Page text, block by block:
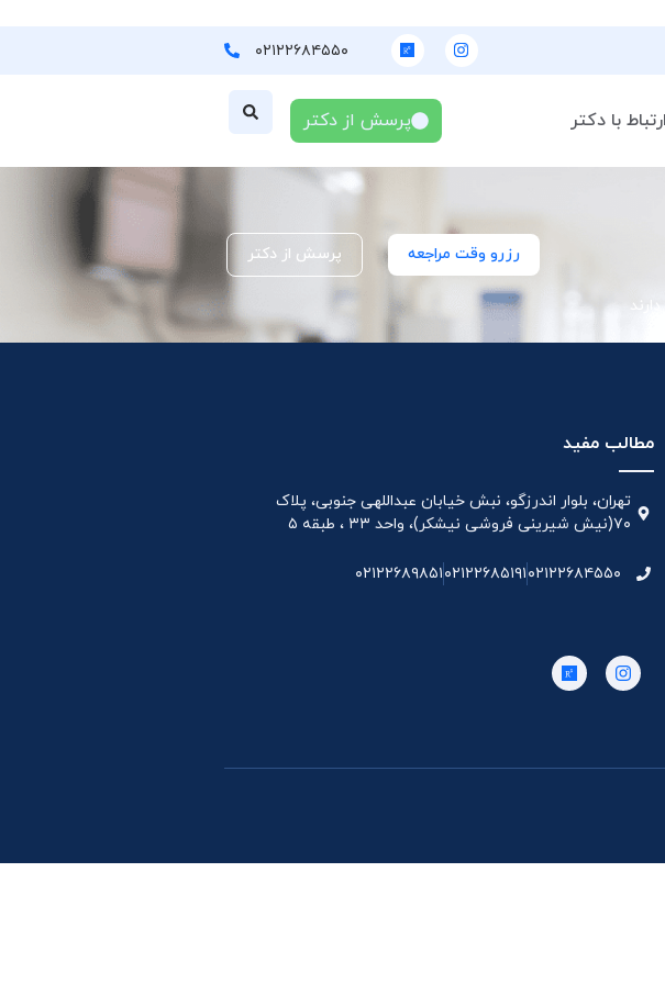
۰۲۱۲۲۶۸۴۵۵۰
ارتباط با دکتر پرسش از دکتر
رزرو وقت مراجعه پرسش از دکتر
مطالب مفید
تهران، بلوار اندرزگو، نبش خیابان عبداللهی جنوبی، پلاک
۷۰(نیش شیرینی فروشی نیشکر)، واحد ۳۳ ، طبقه ۵
۰۲۱۲۲۶۸۴۵۵۰۰۲۱۲۲۶۸۵۱۹۱۰۲۱۲۲۶۸۹۸۵۱